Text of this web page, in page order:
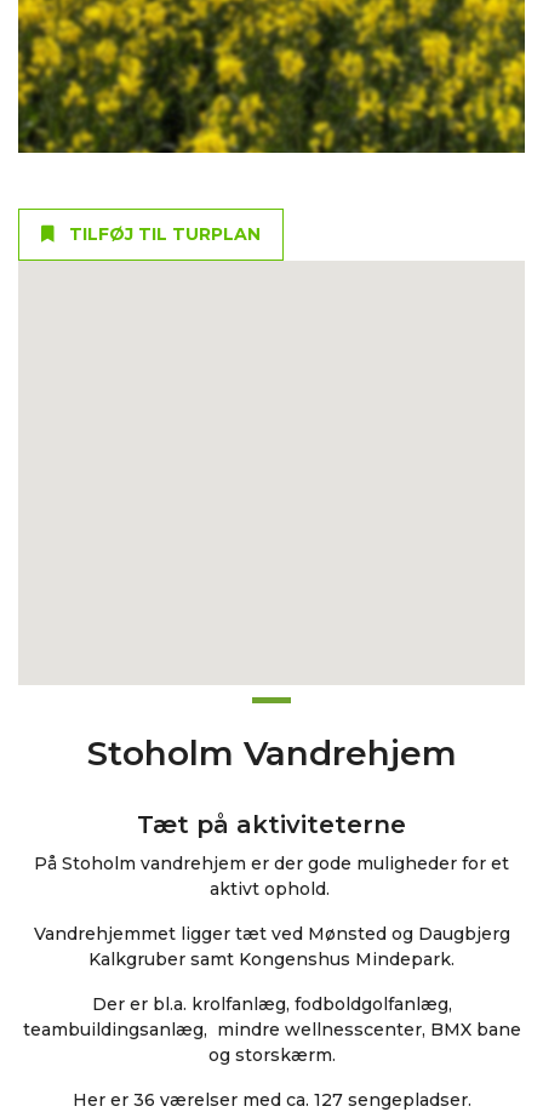
TILFØJ TIL TURPLAN
Stoholm Vandrehjem
Tæt på aktiviteterne
På Stoholm vandrehjem er der gode muligheder for et
aktivt ophold.
Vandrehjemmet ligger tæt ved Mønsted og Daugbjerg
Kalkgruber samt Kongenshus Mindepark.
Der er bl.a. krolfanlæg, fodboldgolfanlæg,
teambuildingsanlæg, mindre wellnesscenter, BMX bane
og storskærm.
Her er 36 værelser med ca. 127 sengepladser.